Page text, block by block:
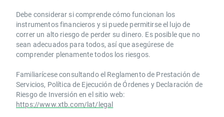
Debe considerar si comprende cómo funcionan los
instrumentos financieros y si puede permitirse el lujo de
correr un alto riesgo de perder su dinero. Es posible que no
sean adecuados para todos, así que asegúrese de
comprender plenamente todos los riesgos.
Familiarícese consultando el Reglamento de Prestación de
Servicios, Política de Ejecución de Órdenes y Declaración de
Riesgo de Inversión en el sitio web:
https://www.xtb.com/lat/legal